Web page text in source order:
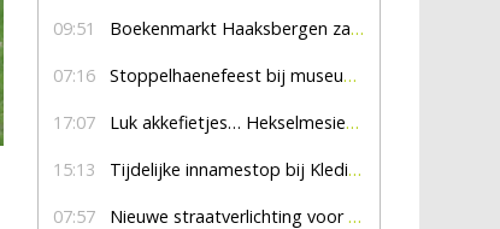
09:51 Boekenmarkt Haaksbergen zaterdag 8 augustus, marktplein Haaksbergen
07:16 Stoppelhaenefeest bij museum De Lebbenbrugge
17:07 Luk akkefietjes… HekselmesienHarry
15:13 Tijdelijke innamestop bij Kledingbank Stefania
07:57 Nieuwe straatverlichting voor De Veldmaat en De Pas